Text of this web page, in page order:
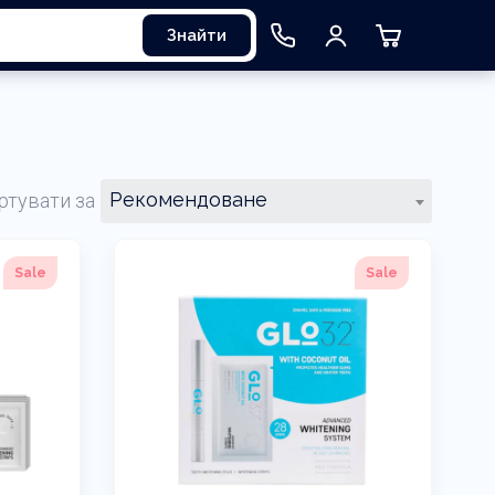
Знайти
Рекомендоване
за
Sale Sale